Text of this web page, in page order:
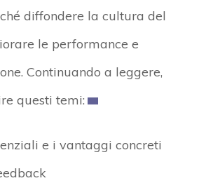
diffondere la cultura del
le performance e
Continuando a leggere,
questi temi:
e i vantaggi concreti